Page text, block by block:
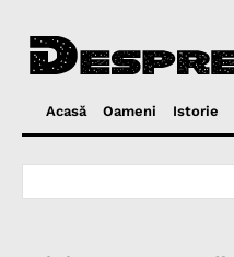
Acasă Oameni Istorie